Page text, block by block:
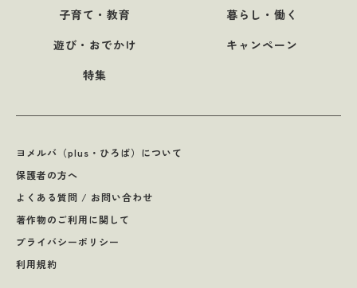
子育て・教育
暮らし・働く
遊び・おでかけ
キャンペーン
特集
ヨメルバ（plus・ひろば）について
保護者の方へ
よくある質問 / お問い合わせ
著作物のご利用に関して
プライバシーポリシー
利用規約